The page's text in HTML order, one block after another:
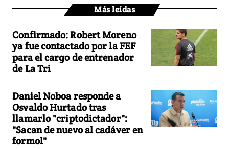
Más leídas
Confirmado: Robert Moreno
ya fue contactado por la FEF
para el cargo de entrenador
de La Tri
Daniel Noboa responde a
Osvaldo Hurtado tras
llamarlo "criptodictador":
"Sacan de nuevo al cadáver en
formol"